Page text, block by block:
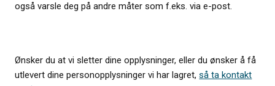
også varsle deg på andre måter som f.eks. via e-post.
Ønsker du at vi sletter dine opplysninger, eller du ønsker å få
utlevert dine personopplysninger vi har lagret,så ta kontakt